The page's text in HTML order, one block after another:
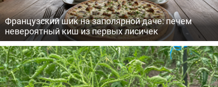
Французский шик на заполярной даче: печем
невероятный киш из первых лисичек